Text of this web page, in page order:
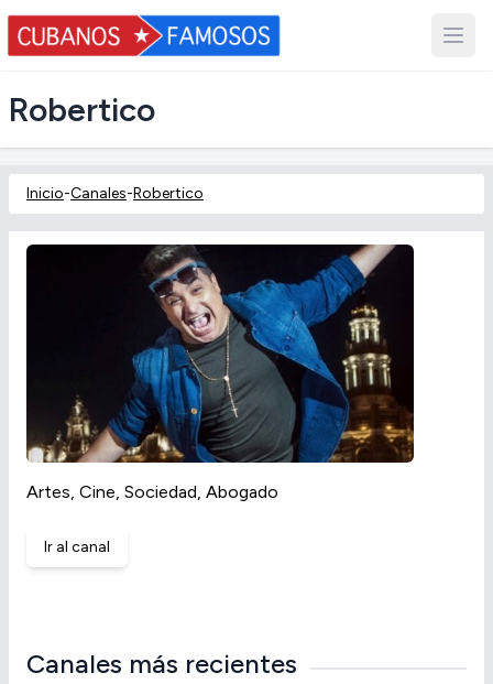
Robertico
Inicio-Canales-Robertico
Artes, Cine, Sociedad, Abogado
Ir al canal
Canales más recientes